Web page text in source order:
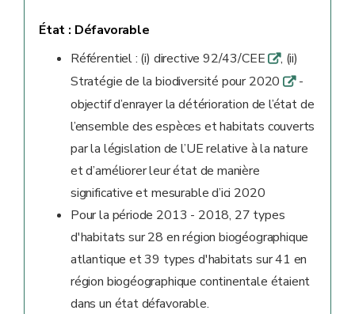
État : Défavorable
Référentiel : (i) directive 92/43/CEEq, (ii)
Stratégie de la biodiversité pour 2020 q-
objectif d’enrayer la détérioration de l’état de
l’ensemble des espèces et habitats couverts
par la législation de l’UE relative à la nature
et d’améliorer leur état de manière
significative et mesurable d’ici 2020
Pour la période 2013 - 2018, 27 types
d'habitats sur 28 en région biogéographique
atlantique et 39 types d'habitats sur 41 en
région biogéographique continentale étaient
dans un état défavorable.